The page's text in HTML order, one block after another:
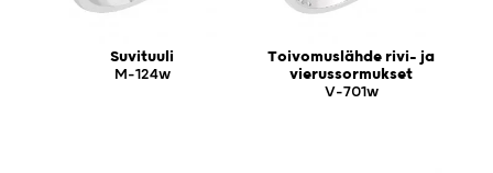
Suvituuli
M-124w
Toivomuslähde rivi- ja
vierussormukset
V-701w